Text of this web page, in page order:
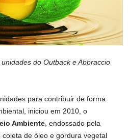
do Outback e Abbraccio
para contribuir de forma
iniciou em 2010, o
Ambiente , endossado pela
coleta de óleo e gordura vegetal